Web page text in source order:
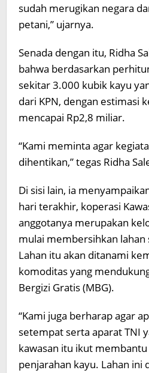
sudah merugikan negara
petani,” ujarnya.
Senada dengan itu, Ridha
bahwa berdasarkan
sekitar 3.000 kubik kayu
dari KPN, dengan estimasi
mencapai Rp2,8 miliar.
“Kami meminta agar
dihentikan,” tegas Ridha
Di sisi lain, ia
hari terakhir, koperasi
anggotanya merupakan
mulai membersihkan lahan
Lahan itu akan ditanami
komoditas yang
Bergizi Gratis (MBG).
“Kami juga berharap agar
setempat serta aparat TNI
kawasan itu ikut
penjarahan kayu. Lahan ini